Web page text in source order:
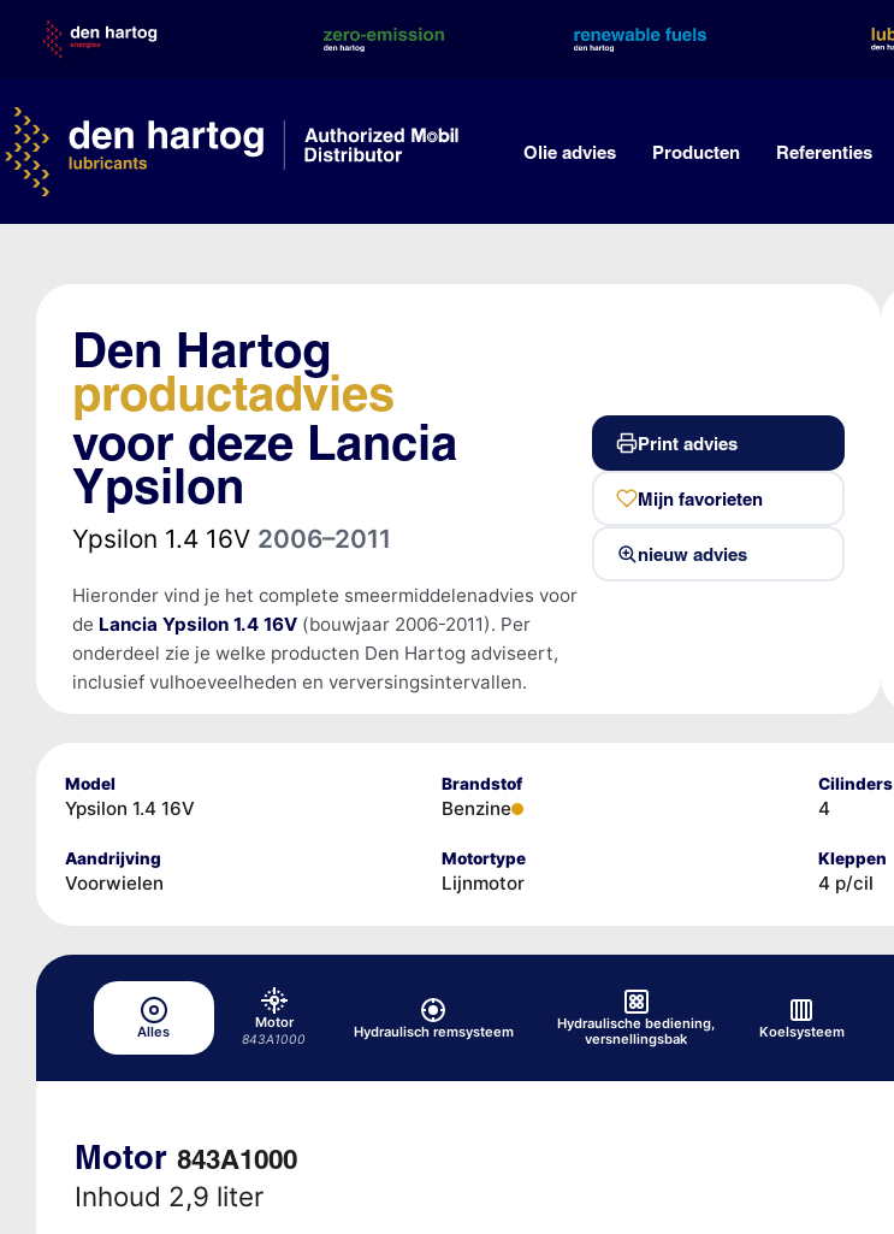
content
Olie advies Producten Referenties
Den Hartog
productadvies
voor deze Lancia
Ypsilon
Ypsilon 1.4 16V 2006–2011
Hieronder vind je het complete smeermiddelenadvies voor
de Lancia Ypsilon 1.4 16V(bouwjaar 2006-2011). Per
onderdeel zie je welke producten Den Hartog adviseert,
inclusief vulhoeveelheden en verversingsintervallen.
Print advies
Mijn favorieten
nieuw advies
Model
Ypsilon 1.4 16V
Brandstof
Benzine
Cilinders
4
Aandrijving
Voorwielen
Motortype
Lijnmotor
Kleppen
4 p/cil
Alles
Motor
843A1000 Hydraulisch remsysteem
Hydraulische bediening,
versnellingsbak
Koelsysteem
Motor 843A1000
Inhoud 2,9 liter